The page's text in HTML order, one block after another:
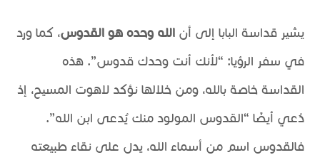
يشير قداسة البابا إلى أنالله وحده هو القدوس، كما ورد
في سفر الرؤيا: “لأنك أنت وحدك قدوس”. هذه
القداسة خاصة بالله، ومن خلالها نؤكد لاهوت المسيح، إذ
دُعي أيضًا “القدوس المولود منك يُدعى ابن الله”.
فالقدوس اسم من أسماء الله، يدل على نقاء طبيعته